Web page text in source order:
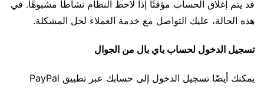
قد يتم إغلاق الحساب مؤقتًا إذا لاحظ النظام نشاطًا مشبوهًا. في
هذه الحالة، عليك التواصل مع خدمة العملاء لحل المشكلة.
تسجيل الدخول لحساب باي بال من الجوال
يمكنك أيضًا تسجيل الدخول إلى حسابك عبر تطبيق PayPal